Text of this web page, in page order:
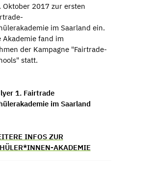
Oktober 2017 zur ersten
im Saarland ein.
Akademie fand im
der Kampagne "Fairtrade-
statt.
1. Fairtrade
im Saarland
INFOS ZUR
AKADEMIE